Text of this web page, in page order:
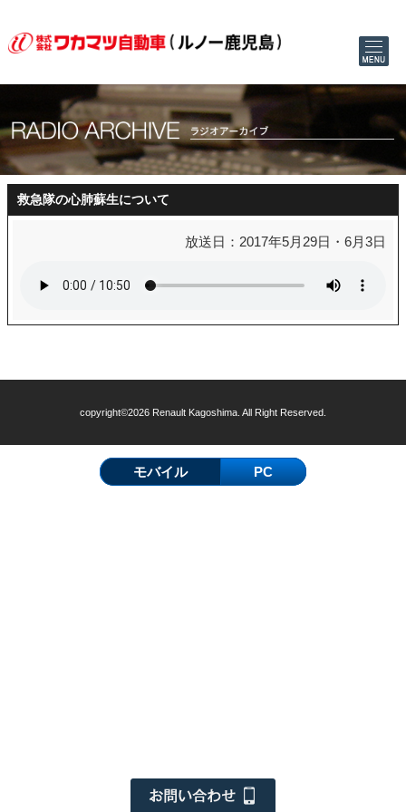
救急隊の心肺蘇生について
放送日：2017年5月29日・6月3日
copyright©2026 Renault Kagoshima. All Right Reserved.
モバイル PC